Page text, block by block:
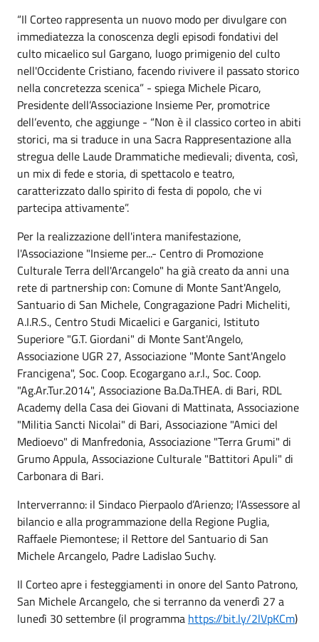
“Il Corteo rappresenta un nuovo modo per divulgare con
immediatezza la conoscenza degli episodi fondativi del
culto micaelico sul Gargano, luogo primigenio del culto
nell'Occidente Cristiano, facendo rivivere il passato storico
nella concretezza scenica” - spiega Michele Picaro,
Presidente dell’Associazione Insieme Per, promotrice
dell’evento, che aggiunge - “Non è il classico corteo in abiti
storici, ma si traduce in una Sacra Rappresentazione alla
stregua delle Laude Drammatiche medievali; diventa, così,
un mix di fede e storia, di spettacolo e teatro,
caratterizzato dallo spirito di festa di popolo, che vi
partecipa attivamente”.
Per la realizzazione dell'intera manifestazione,
l'Associazione "Insieme per...- Centro di Promozione
Culturale Terra dell'Arcangelo" ha già creato da anni una
rete di partnership con: Comune di Monte Sant'Angelo,
Santuario di San Michele, Congragazione Padri Micheliti,
A.I.R.S., Centro Studi Micaelici e Garganici, Istituto
Superiore "G.T. Giordani" di Monte Sant'Angelo,
Associazione UGR 27, Associazione "Monte Sant'Angelo
Francigena", Soc. Coop. Ecogargano a.r.l., Soc. Coop.
"Ag.Ar.Tur.2014", Associazione Ba.Da.THEA. di Bari, RDL
Academy della Casa dei Giovani di Mattinata, Associazione
"Militia Sancti Nicolai" di Bari, Associazione "Amici del
Medioevo" di Manfredonia, Associazione "Terra Grumi" di
Grumo Appula, Associazione Culturale "Battitori Apuli" di
Carbonara di Bari.
Interverranno: il Sindaco Pierpaolo d’Arienzo; l’Assessore al
bilancio e alla programmazione della Regione Puglia,
Raffaele Piemontese; il Rettore del Santuario di San
Michele Arcangelo, Padre Ladislao Suchy.
Il Corteo apre i festeggiamenti in onore del Santo Patrono,
San Michele Arcangelo, che si terranno da venerdì 27 a
lunedì 30 settembre (il programma https://bit.ly/2lVpKCm)